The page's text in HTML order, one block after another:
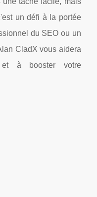
un défi à la portée
du SEO ou un
CladX vous aidera
à booster votre